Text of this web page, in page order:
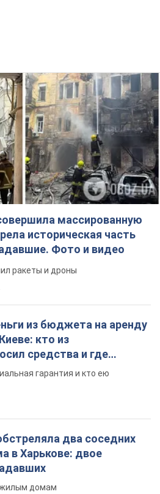
массированную
историческая часть
Фото и видео
ракеты и дроны
из бюджета на аренду
кто из
средства и где
гарантия и кто ею
два соседних
в Харькове: двое
жилым домам